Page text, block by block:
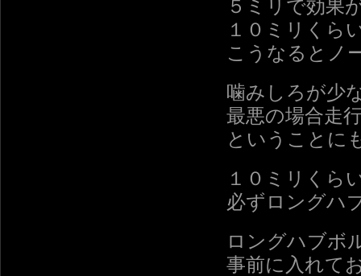
５ミリで効果
１０ミリくら
こうなるとノ
噛みしろが少
最悪の場合走
ということに
１０ミリくら
必ずロングハ
ロングハブボ
事前に入れて